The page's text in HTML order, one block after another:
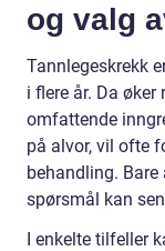
og valg
Tannlegeskrekk
i flere år. Da
omfattende
på alvor, vil ofte
behandling.
spørsmål kan
I enkelte tilfeller